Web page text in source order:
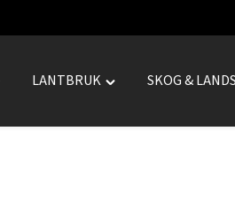
LANTBRUK
Toggle
SKOG &